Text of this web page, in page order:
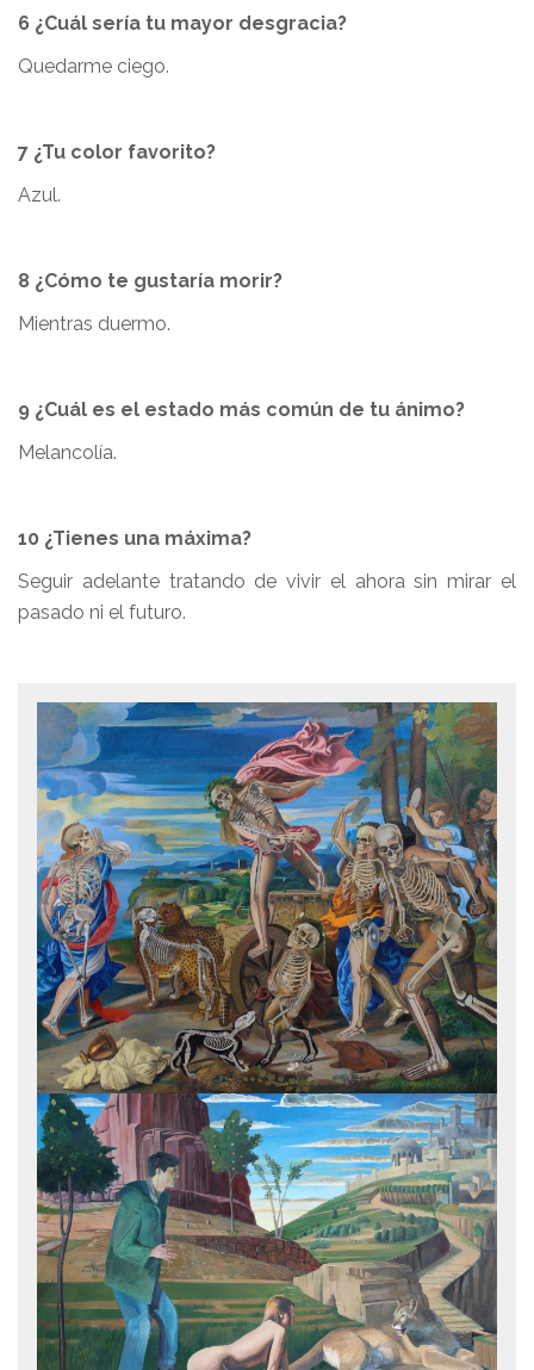
6 ¿Cuál sería tu mayor desgracia?
Quedarme ciego.
7 ¿Tu color favorito?
Azul.
8 ¿Cómo te gustaría morir?
Mientras duermo.
9 ¿Cuál es el estado más común de tu ánimo?
Melancolía.
10 ¿Tienes una máxima?
Seguir adelante tratando de vivir el ahora sin mirar el
pasado ni el futuro.